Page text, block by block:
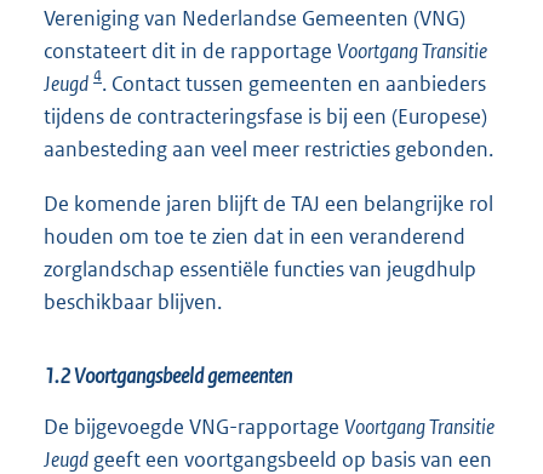
Vereniging van Nederlandse Gemeenten (VNG)
constateert dit in de rapportage Voortgang Transitie
Jeugd 4. Contact tussen gemeenten en aanbieders
tijdens de contracteringsfase is bij een (Europese)
aanbesteding aan veel meer restricties gebonden.
De komende jaren blijft de TAJ een belangrijke rol
houden om toe te zien dat in een veranderend
zorglandschap essentiële functies van jeugdhulp
beschikbaar blijven.
1.2 Voortgangsbeeld gemeenten
De bijgevoegde VNG-rapportage Voortgang Transitie
Jeugd geeft een voortgangsbeeld op basis van een